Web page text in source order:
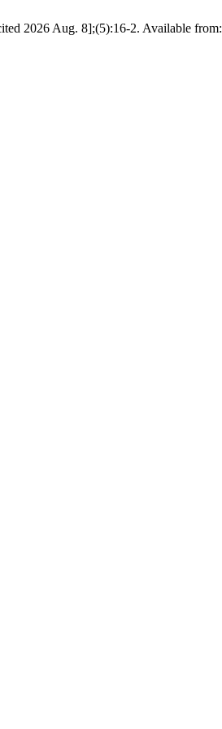
2026 Aug. 8];(5):16-2. Available from: